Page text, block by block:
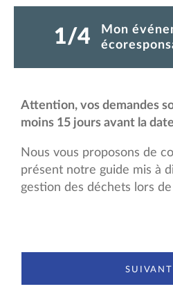
1 4
Mon
Attention, vos demandes
moins 15 jours avant la
Nous vous proposons de
présent notre guide mis à
gestion des déchets lors
suivant